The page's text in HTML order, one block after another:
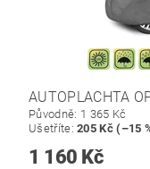
AUTOPLACHTA
Původně: 1 365 Kč
Ušetříte:205 Kč (–15
1 160 Kč